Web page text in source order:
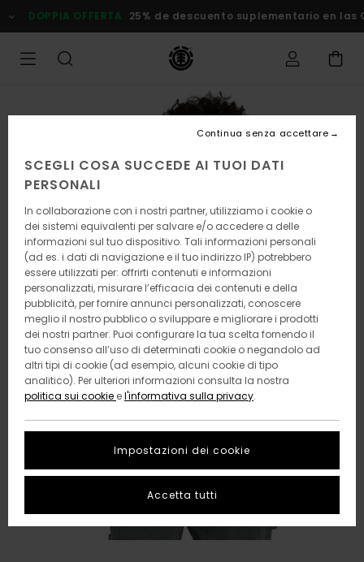
alle
informazioni
prodotto
DOPPIA OFFERTA 25% de descuento suplementario en las
SCEGLI COSA SUCCEDE AI TUOI DATI
PERSONALI
In collaborazione con i nostri partner, utilizziamo i cookie o
dei sistemi equivalenti per salvare e/o accedere a delle
informazioni sul tuo dispositivo. Tali informazioni personali
(ad es. i dati di navigazione e il tuo indirizzo IP) potrebbero
essere utilizzati per: offrirti contenuti e informazioni
personalizzati, misurare l’efficacia dei contenuti e della
pubblicità, per fornire annunci personalizzati, conoscere
meglio il nostro pubblico o sviluppare e migliorare i prodotti
dei nostri partner. Puoi configurare la tua scelta fornendo il
tuo consenso all’uso di determinati cookie o negandolo ad
altri tipi di cookie (ad esempio, alcuni cookie di tipo
analitico). Per ulteriori informazioni consulta la nostra
politica sui cookie el'informativa sulla privacy.
Impostazioni dei cookie
Continua senza accettare
Accetta tutti